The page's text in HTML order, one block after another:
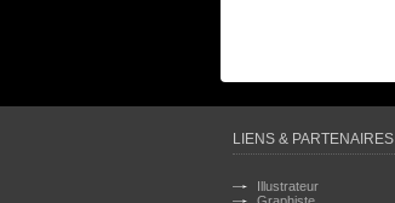
LIENS & PARTENAIRES
Illustrateur